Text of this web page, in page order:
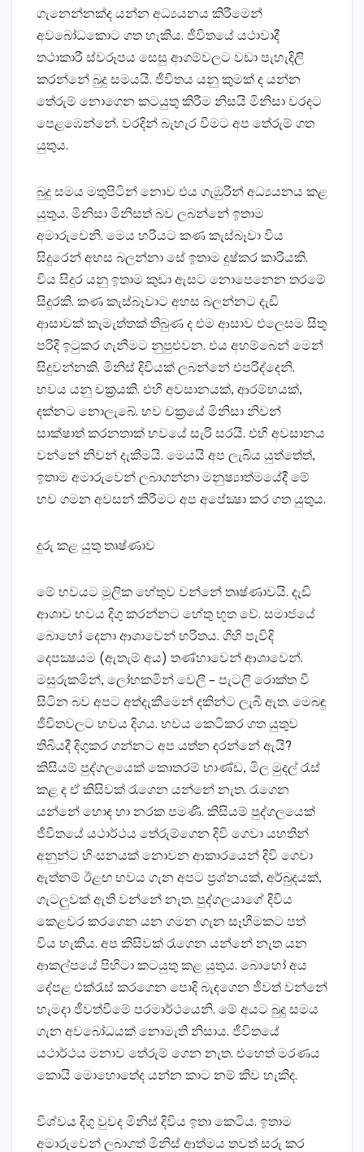
ගැනෙන්නක්‌ද යන්න අධ්‍යයනය කිරීමෙන්
අවබෝධකොට ගත හැකිය. ජීවිතයේ යථාවාදී
තථාකාරී ස්‌වරූපය සෙසු ආගම්වලට වඩා පැහැදිලි
කරන්නේ බුදු සමයයි. ජීවිතය යනු කුමක්‌ ද යන්න
තේරුම් නොගෙන කටයුතු කිරීම නිසයි මිනිසා වරදට
පෙළඹෙන්නේ. වරදින් බැහැර වීමට අප තේරුම් ගත
යුතුය.
බුදු සමය මතුපිටින් නොව එය ගැඹුරින් අධ්‍යයනය කළ
යුතුය. මිනිසා මිනිසත් බව ලබන්නේ ඉතාම
අමාරුවෙනි. මෙය හරියට කණ කැස්‌බෑවා විය
සිදුරෙන් අභස බලන්නා සේ ඉතාම දුෂ්කර කාරියකි.
විය සිදුර යනු ඉතාම කුඩා ඇසට නොපෙනෙන තරමේ
සිදුරකි. කණ කැස්‌බෑවාට අහස බලන්නට දැඩි
ආසාවක්‌ කැමැත්තක්‌ තිබුණ ද එම ආසාව එලෙසම සිතු
පරිදි ඉටුකර ගැනීමට නුපුළුවන. එය අහම්බෙන් මෙන්
සිදුවන්නකි. මිනිස්‌ දිවියක්‌ ලබන්නේ එපරිද්දෙනි.
භවය යනු චක්‍රයකි. එහි අවසානයක්‌, ආරම්භයක්‌,
දක්‌නට නොලැබේ. භව චක්‍රයේ මිනිසා නිවන්
සාක්‌ෂාත් කරනතාක්‌ භවයේ සැරි සරයි. එහි අවසානය
වන්නේ නිවන් දැකීමයි. මෙයයි අප ලැබිය යුත්තේත්,
ඉතාම අමාරුවෙන් ලබාගන්නා මනුෂ්‍යාත්මයේදී මේ
භව ගමන අවසන් කිරීමට අප අපේක්‍ෂා කර ගත යුතුය.
දුරු කළ යුතු තෘෂ්ණාව
මේ භවයට මූලික හේතුව වන්නේ තෘෂ්ණාවයි. දැඩි
ආශාව භවය දිගු කරන්නට හේතු භූත වේ. සමාජයේ
බොහෝ දෙනා ආශාවෙන් භරිතය. ගිහි පැවිදි
දෙපක්‍ෂයම (ඇතැම් අය) තණ්‌හාවෙන් ආශාවෙන්.
මසුරුකමින්, ලෝභකමින් වෙලී – පැටලී රොක්‌ත වී
සිටින බව අපට අත්දැකීමෙන් දකින්ට ලැබී ඇත. මෙබඳු
ජීවිතවලට භවය දිගය. භවය කෙටිකර ගත යුතුව
තිබියදී දිගුකර ගන්නට අප යත්න දරන්නේ ඇයි?
කිසියම් පුද්ගලයෙක්‌ කොතරම් භාණ්‌ඩ, මිල මුදල් රැස්‌
කළ ද ඒ කිසිවක්‌ රැගෙන යන්නේ නැත. රැගෙන
යන්නේ හොඳ හා නරක පමණි. කිසියම් පුද්ගලයෙක්‌
ජීවිතයේ යථාර්ථය තේරුම්ගෙන දිවි ගෙවා යහතින්
අනුන්ට හිංසනයක්‌ නොවන ආකාරයෙන් දිවි ගෙවා
ඇත්නම් ඊළඟ භවය ගැන අපට ප්‍රශ්නයක්‌, අර්බුදයක්‌,
ගැටලුවක්‌ ඇති වන්නේ නැත. පුද්ගලයාගේ දිවිය
කෙළවර කරගෙන යන ගමන ගැන සෑහීමකට පත්
විය හැකිය. අප කිසිවක්‌ රැගෙන යන්නේ නැත යන
ආකල්පයේ පිහිටා කටයුතු කළ යුතුය. බොහෝ අය
දේපළ එක්‌රැස්‌ කරගෙන පොදි බැඳගෙන ජීවත් වන්නේ
හැමදා ජීවත්වීමේ පරමාර්ථයෙනි. මේ අයට බුදු සමය
ගැන අවබෝධයක්‌ නොමැති නිසාය. ජීවිතයේ
යථාර්ථය මනාව තේරුම් ගෙන නැත. එහෙත් මරණය
කොයි මොහොතේද යන්න කාට නම් කිව හැකිද.
විශ්වය දිගු වුවද මිනිස්‌ දිවිය ඉතා කෙටිය. ඉතාම
අමාරුවෙන් ලබාගත් මිනිස්‌ ආත්මය තවත් සරු කර